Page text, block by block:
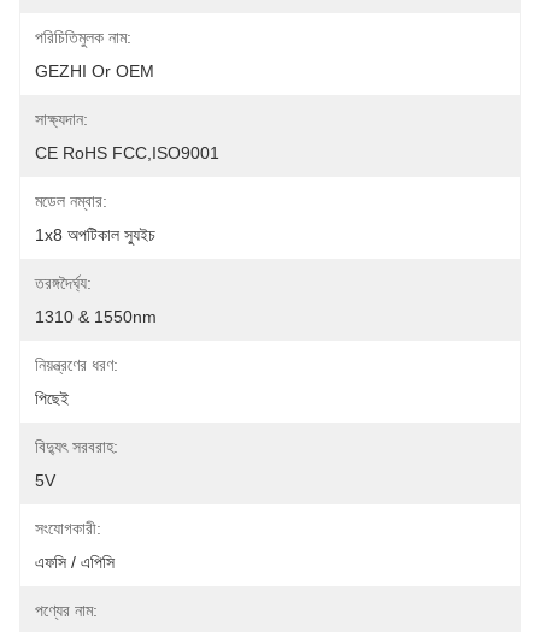
পরিচিতিমুলক নাম:
GEZHI Or OEM
সাক্ষ্যদান:
CE RoHS FCC,ISO9001
মডেল নম্বার:
1x8 অপটিকাল স্যুইচ
তরঙ্গদৈর্ঘ্য:
1310 & 1550nm
নিয়ন্ত্রণের ধরণ:
পিছেই
বিদ্যুৎ সরবরাহ:
5V
সংযোগকারী:
এফসি / এপিসি
পণ্যের নাম: